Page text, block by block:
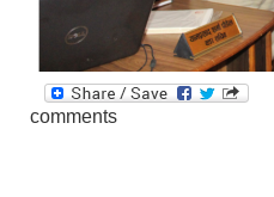
comments